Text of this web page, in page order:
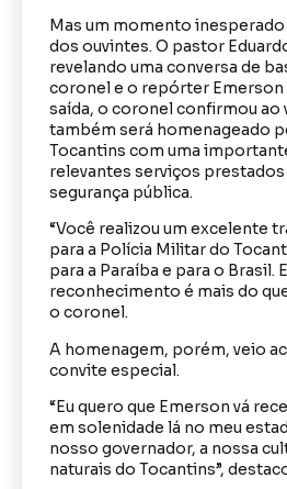
Mas um momento inesperado
dos ouvintes. O pastor
revelando uma conversa de
coronel e o repórter Emerson
saída, o coronel confirmou ao
também será homenageado
Tocantins com uma
relevantes serviços prestados
segurança pública.
“Você realizou um excelente
para a Polícia Militar do
para a Paraíba e para o Brasil.
reconhecimento é mais do
o coronel.
A homenagem, porém, veio
convite especial.
“Eu quero que Emerson vá
em solenidade lá no meu
nosso governador, a nossa
naturais do Tocantins”,